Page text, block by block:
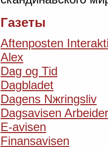
Газеты
Aftenposten
Alex
Dag og Tid
Dagbladet
Dagens Nжringsliv
Dagsavisen
E-avisen
Finansavisen